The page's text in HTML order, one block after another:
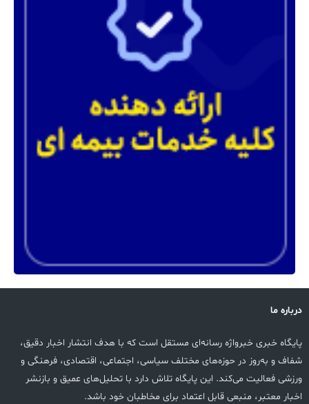
درباره ما
پایگاه خبری خبرواژه رسانه‌ای مستقل است که با هدف انتشار اخبار دقیق،
شفاف و به‌روز در حوزه‌های مختلف سیاسی، اجتماعی، اقتصادی، فرهنگی و
ورزشی فعالیت می‌کند. این پایگاه تلاش دارد با تحلیل‌های عمیق و بازنشر
اخبار معتبر، منبعی قابل اعتماد برای مخاطبان خود باشد.